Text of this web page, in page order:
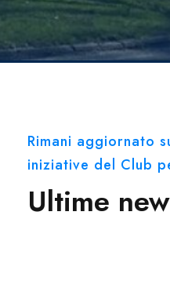
Rimani aggiornato
iniziative del Club
Ultime